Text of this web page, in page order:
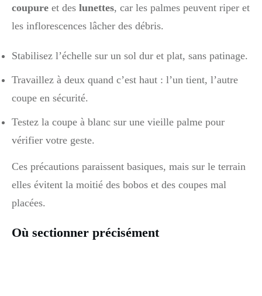
coupure et des lunettes, car les palmes peuvent riper et
les inflorescences lâcher des débris.
Stabilisez l’échelle sur un sol dur et plat, sans patinage.
Travaillez à deux quand c’est haut : l’un tient, l’autre
coupe en sécurité.
Testez la coupe à blanc sur une vieille palme pour
vérifier votre geste.
Ces précautions paraissent basiques, mais sur le terrain
elles évitent la moitié des bobos et des coupes mal
placées.
Où sectionner précisément